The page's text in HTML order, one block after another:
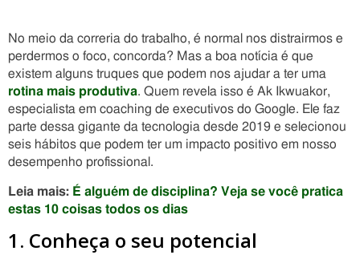
No meio da correria do trabalho, é normal nos distrairmos e
perdermos o foco, concorda? Mas a boa notícia é que
existem alguns truques que podem nos ajudar a ter uma
rotina mais produtiva. Quem revela isso é Ak Ikwuakor,
especialista em coaching de executivos do Google. Ele faz
parte dessa gigante da tecnologia desde 2019 e selecionou
seis hábitos que podem ter um impacto positivo em nosso
desempenho profissional.
Leia mais: É alguém de disciplina? Veja se você pratica
estas 10 coisas todos os dias
1. Conheça o seu potencial